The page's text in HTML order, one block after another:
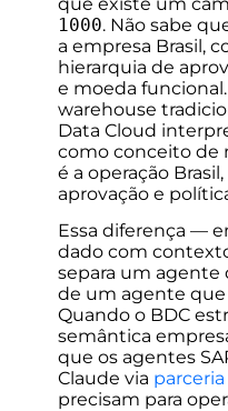
1000. Não sabe
a empresa Brasil,
hierarquia de
e moeda
warehouse
Data Cloud
como conceito de
é a operação
aprovação e
Essa diferença —
dado com
separa um agente
de um agente
Quando o BDC
semântica
que os agentes
Claude via
precisam para